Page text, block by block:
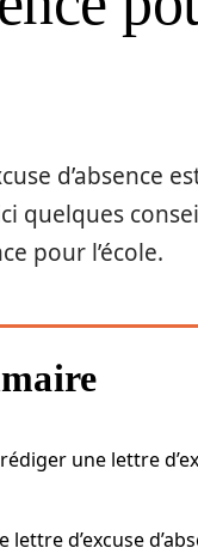
quelques
pour l’école.
une lettre
lettre d’excuse